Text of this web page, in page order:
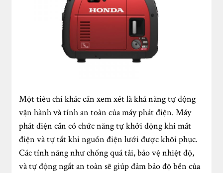
Một tiêu chí khác cần xem xét là khả năng tự động
vận hành và tính an toàn của máy phát điện. Máy
phát điện cần có chức năng tự khởi động khi mất
điện và tự tắt khi nguồn điện lưới được khôi phục.
Các tính năng như chống quá tải, bảo vệ nhiệt độ,
và tự động ngắt an toàn sẽ giúp đảm bảo độ bền của